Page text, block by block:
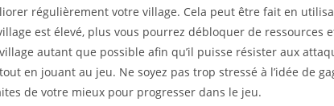
régulièrement votre village. Cela peut être fait en
est élevé, plus vous pourrez débloquer de ressources
autant que possible afin qu’il puisse résister aux
en jouant au jeu. Ne soyez pas trop stressé à l’idée de
de votre mieux pour progresser dans le jeu.